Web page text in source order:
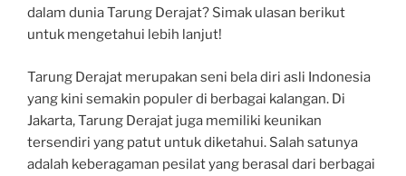
dalam dunia Tarung Derajat? Simak ulasan berikut
untuk mengetahui lebih lanjut!
Tarung Derajat merupakan seni bela diri asli Indonesia
yang kini semakin populer di berbagai kalangan. Di
Jakarta, Tarung Derajat juga memiliki keunikan
tersendiri yang patut untuk diketahui. Salah satunya
adalah keberagaman pesilat yang berasal dari berbagai